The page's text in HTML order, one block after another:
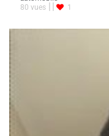
80 vues
1